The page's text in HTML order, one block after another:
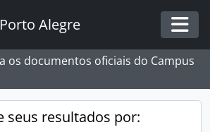
Alegre
os documentos oficiais do Campus
seus resultados por: